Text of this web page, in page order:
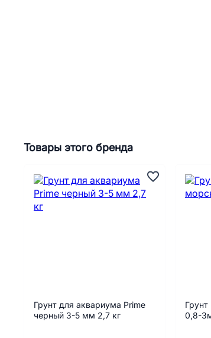
Товары этого бренда
Грунт для аквариума Prime
черный 3-5 мм 2,7 кг
Грунт
0,8-